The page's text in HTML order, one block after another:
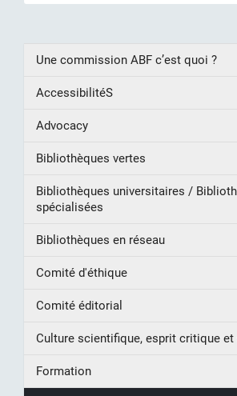
Une commission ABF c’est quoi ?
AccessibilitéS
Advocacy
Bibliothèques vertes
Bibliothèques universitaires /
spécialisées
Bibliothèques en réseau
Comité d'éthique
Comité éditorial
Culture scientifique, esprit critique
Formation